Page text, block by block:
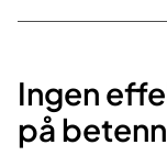
Ingen
på